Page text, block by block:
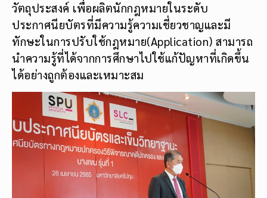
วัตถุประสงค์ เพื่อผลิตนักกฎหมายในระดับ
ประกาศนียบัตรที่มีความรู้ความเชี่ยวชาญและมี
ทักษะในการปรับใช้กฎหมาย(Application) สามารถ
นำความรู้ที่ได้จากการศึกษาไปใช้แก้ปัญหาที่เกิดขึ้น
ได้อย่างถูกต้องและเหมาะสม